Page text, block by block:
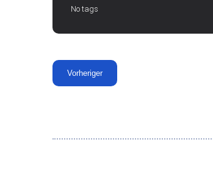
No tags
Vorheriger